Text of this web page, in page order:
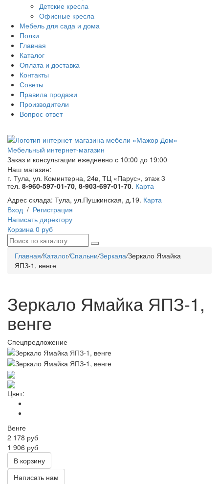
Детские кресла
Офисные кресла
Мебель для сада и дома
Полки
Главная
Каталог
Оплата и доставка
Контакты
Советы
Правила продажи
Производители
Вопрос-ответ
Мебельный интернет-магазин
Заказ и консультации ежедневно с 10:00 до 19:00
Наш магазин:
г. Тула, ул. Коминтерна, 24в, ТЦ «Парус», этаж 3
тел. 8-960-597-01-70, 8-903-697-01-70. Карта
Адрес склада: Тула, ул.Пушкинская, д.19. Карта
Вход / Регистрация
Написать директору
Корзина 0 руб
Главная/Каталог/Спальни/Зеркала/Зеркало Ямайка
ЯПЗ-1, венге
Зеркало Ямайка ЯПЗ-1,
венге
Спецпредложение
Цвет:
Венге
2 178 руб
1 906 руб
В корзину
Написать нам